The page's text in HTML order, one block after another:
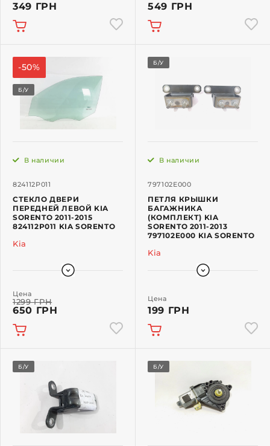
349 ГРН 549 ГРН
-50%
Б/У
824112P011
В наличии
СТЕКЛО ДВЕРИ
ПЕРЕДНЕЙ ЛЕВОЙ KIA
SORENTO 2011-2015
824112P011 KIA SORENTO
Kia
Цена
1299 ГРН
650 ГРН
Б/У
797102E000
В наличии
ПЕТЛЯ КРЫШКИ
БАГАЖНИКА
(КОМПЛЕКТ) KIA
SORENTO 2011-2013
797102E000 KIA SORENTO
Kia
Цена
199 ГРН
Б/У Б/У